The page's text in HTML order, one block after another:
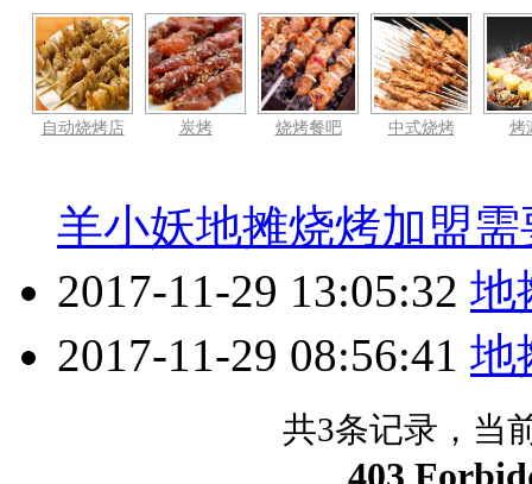
自动烧烤店 炭烤 烧烤餐吧 中式烧烤 烤
羊小妖地摊烧烤加盟
2017-11-29 13:05:32 地
2017-11-29 08:56:41 地
共3条记录，当